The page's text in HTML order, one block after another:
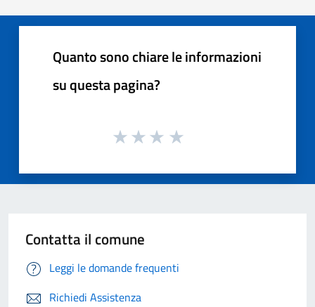
Quanto sono chiare le informazioni
su questa pagina?
Contatta il comune
Leggi le domande frequenti
Richiedi Assistenza